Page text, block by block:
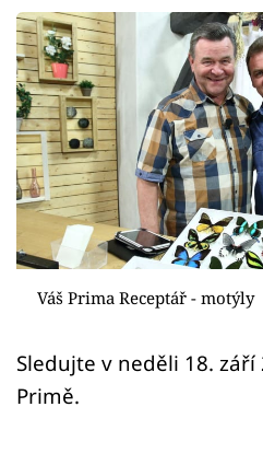
Bydlení
Zahrada
Design
Sledujte prima+
Přihlášení
Sledujte nás
Váš Prima Receptář - motýly
Sledujte v neděli 18. září
Primě.